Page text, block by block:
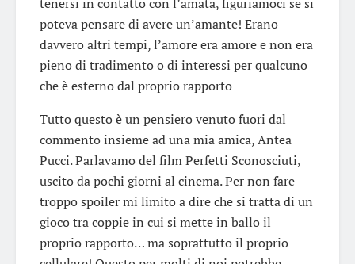
poteva pensare di avere un’amante! Erano
davvero altri tempi, l’amore era amore e non era
pieno di tradimento o di interessi per qualcuno
che è esterno dal proprio rapporto
Tutto questo è un pensiero venuto fuori dal
commento insieme ad una mia amica, Antea
Pucci. Parlavamo del film Perfetti Sconosciuti,
uscito da pochi giorni al cinema. Per non fare
troppo spoiler mi limito a dire che si tratta di un
gioco tra coppie in cui si mette in ballo il
proprio rapporto… ma soprattutto il proprio